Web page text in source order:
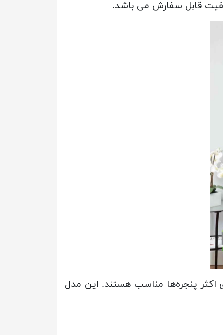
قابل سفارش می باشد.
ارائه می‌شوند و برای اکثر پنجره‌ها مناسب هستند. این مدل